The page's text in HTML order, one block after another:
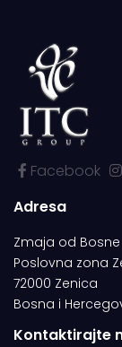
Facebook
Adresa
Zmaja od
Poslovna zona
72000 Zenica
Bosna i
Kontaktirajte